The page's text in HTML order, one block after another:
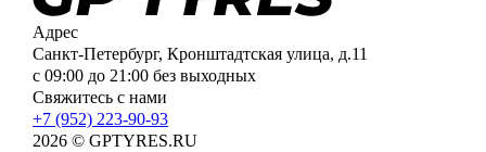
Адрес
Санкт-Петербург, Кронштадтская улица, д.11
с 09:00 до 21:00 без выходных
Свяжитесь с нами
+7 (952) 223-90-93
2026 © GPTYRES.RU